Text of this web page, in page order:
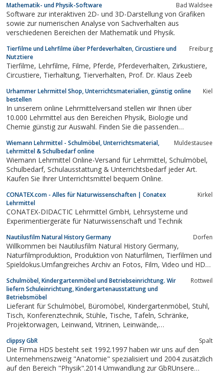
Mathematik- und Physik-Software Bad Waldsee
Software zur interaktiven 2D- und 3D-Darstellung von Grafiken
sowie zur numerischen Analyse von Sachverhalten aus
verschiedenen Bereichen der Mathematik und Physik.
Tierfilme und Lehrfilme über Pferdeverhalten, Circustiere und
Nutztiere
Freiburg
Tierfilme, Lehrfilme, Filme, Pferde, Pferdeverhalten, Zirkustiere,
Circustiere, Tierhaltung, Tierverhalten, Prof. Dr. Klaus Zeeb
Urhammer Lehrmittel Shop, Unterrichtsmaterialien, günstig online
bestellen
Kiel
In unserem online Lehrmittelversand stellen wir Ihnen über
10.000 Lehrmittel aus den Bereichen Physik, Biologie und
Chemie günstig zur Auswahl. Finden Sie die passenden
erfahrenen Mitarbeitern beraten. Neben unserem Lehrmittel
bieten wir auch umfassenden Service für Ihren...
Wiemann Lehrmittel - Schulmöbel, Unterrichtsmaterial,
Lehrmittel & Schulbedarf online
Muldestausee
Wiemann Lehrmittel Online-Versand für Lehrmittel, Schulmöbel,
Schulbedarf, Schulausstattung & Unterrichtsbedarf jeder Art.
Kaufen Sie Ihrer Unterrichtsmittel bequem Online.
CONATEX.com - Alles für Naturwissenschaften | Conatex
Lehrmittel
Kirkel
CONATEX-DIDACTIC Lehrmittel GmbH, Lehrsysteme und
Experimentiergeräte für Naturwissenschaft und Technik
Nautilusfilm Natural History Germany Dorfen
Willkommen bei Nautilusfilm Natural History Germany,
Naturfilmproduktion, Produktion von Naturfilmen, Tierfilmen und
Spieldokus.Umfangreiches Archiv an Fotos, Film, Video und HD
Produktionen.
Schulmöbel, Kindergartenmöbel und Betriebseinrichtung. Wir
liefern Schuleinrichtung, Kindergartenausstattung und
Betriebsmöbel
Rottweil
Lieferant für Schulmöbel, Büromöbel, Kindergartenmöbel, Stuhl,
Tisch, Konferenztechnik, Stühle, Tische, Tafeln, Schränke,
Projektorwagen, Leinwand, Vitrinen, Leinwände,
Ausstellungswand, Unterrichtsmaterial, Lehrmittel, Beschallung,...
clippsy GbR Spalt
Die Firma HDS besteht seit 1992.1997 haben wir uns auf den
Unternehmenszweig "Anatomie" spezialisiert und 2004 zusätzlich
auf den Bereich "Physik".2014 Umwandlung zur GbRUnsere